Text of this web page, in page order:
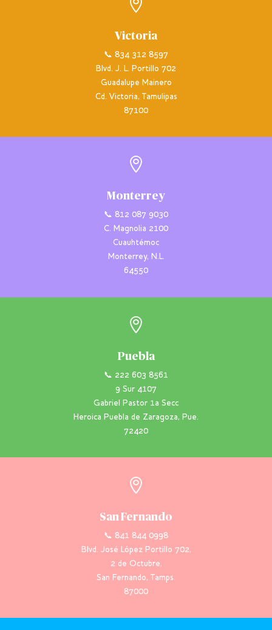

Victoria
📞 834 312 8597
Blvd. J. L. Portillo 702
Guadalupe Mainero
Cd. Victoria, Tamulipas
87100

Monterrey
📞 812 087 9030
C. Magnolia 2100
Cuauhtémoc
Monterrey, N.L.
64550

Puebla
📞 222 603 8561
9 Sur 4107
Gabriel Pastor 1a Secc
Heroica Puebla de Zaragoza, Pue.
72420

San Fernando
📞 841 844 0998
Blvd. José López Portillo 702,
2 de Octubre,
San Fernando, Tamps.
87000